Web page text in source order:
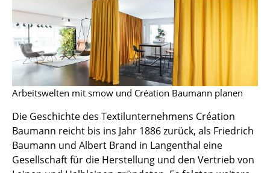
Bänke & Liegen
Sitzsäcke
Gartenstühle
Kinderstühle
Schaukelstühle
Bürodrehstühle
Konferenzstühle
Arbeitswelten mit smow und Création Baumann planen
Die Geschichte des Textilunternehmens Création
Baumann reicht bis ins Jahr 1886 zurück, als Friedrich
Baumann und Albert Brand in Langenthal eine
Gesellschaft für die Herstellung und den Vertrieb von